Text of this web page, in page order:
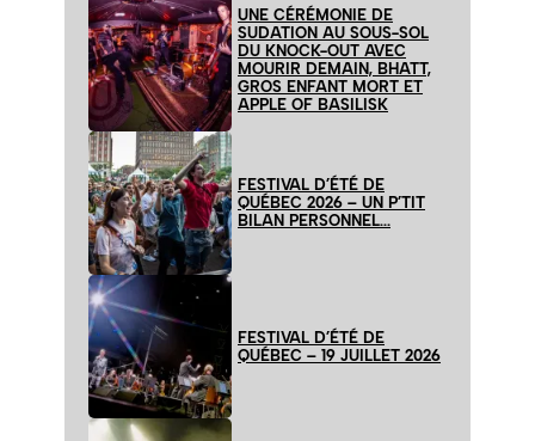
UNE CÉRÉMONIE DE
SUDATION AU SOUS-SOL
DU KNOCK-OUT AVEC
MOURIR DEMAIN, BHATT,
GROS ENFANT MORT ET
APPLE OF BASILISK
FESTIVAL D’ÉTÉ DE
QUÉBEC 2026 – UN P’TIT
BILAN PERSONNEL…
FESTIVAL D’ÉTÉ DE
QUÉBEC – 19 JUILLET 2026